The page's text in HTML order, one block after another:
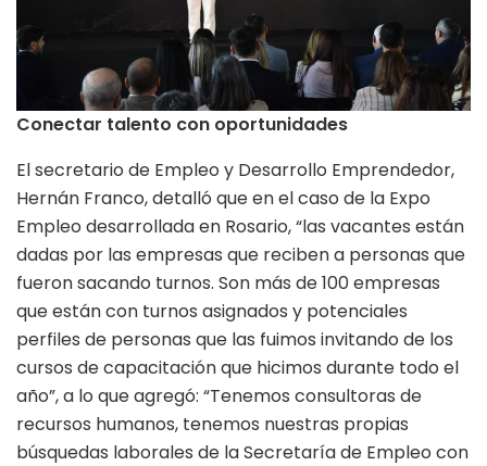
Conectar talento con oportunidades
El secretario de Empleo y Desarrollo Emprendedor,
Hernán Franco, detalló que en el caso de la Expo
Empleo desarrollada en Rosario, “las vacantes están
dadas por las empresas que reciben a personas que
fueron sacando turnos. Son más de 100 empresas
que están con turnos asignados y potenciales
perfiles de personas que las fuimos invitando de los
cursos de capacitación que hicimos durante todo el
año”, a lo que agregó: “Tenemos consultoras de
recursos humanos, tenemos nuestras propias
búsquedas laborales de la Secretaría de Empleo con